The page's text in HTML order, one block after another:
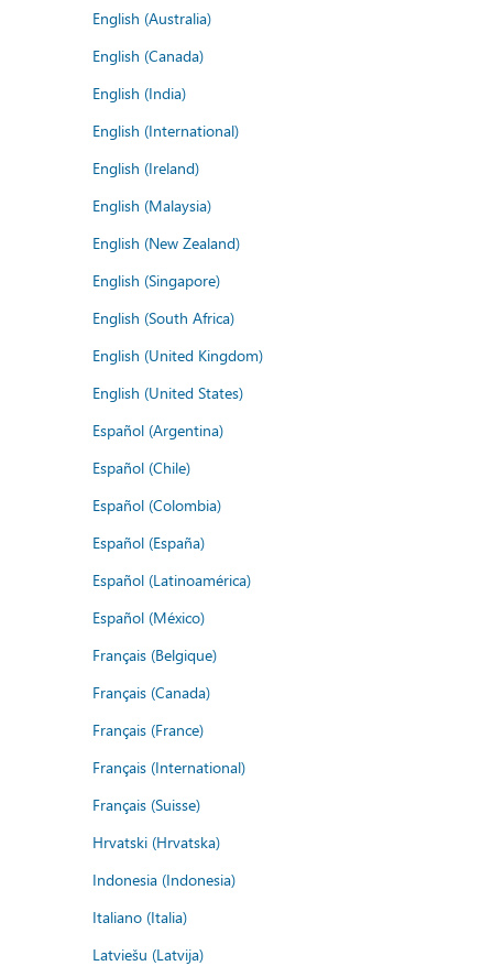
English (Australia)
English (Canada)
English (India)
English (International)
English (Ireland)
English (Malaysia)
English (New Zealand)
English (Singapore)
English (South Africa)
English (United Kingdom)
English (United States)
Español (Argentina)
Español (Chile)
Español (Colombia)
Español (España)
Español (Latinoamérica)
Español (México)
Français (Belgique)
Français (Canada)
Français (France)
Français (International)
Français (Suisse)
Hrvatski (Hrvatska)
Indonesia (Indonesia)
Italiano (Italia)
Latviešu (Latvija)